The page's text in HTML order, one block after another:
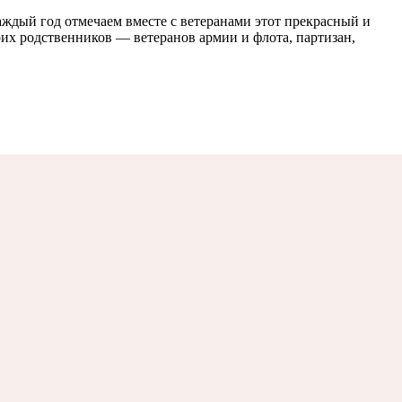
год отмечаем вместе с ветеранами этот прекрасный и
родственников — ветеранов армии и флота, партизан,